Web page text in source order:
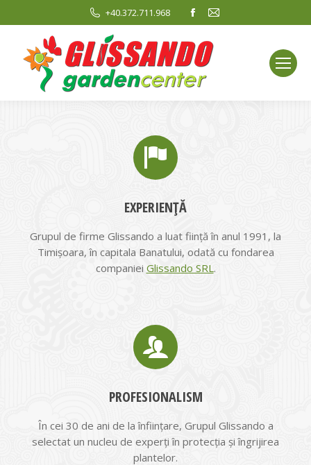
+40.372.711.968
EXPERIENȚĂ
Grupul de firme Glissando a luat ființă în anul 1991, la
Timișoara, în capitala Banatului, odată cu fondarea
companiei Glissando SRL.
PROFESIONALISM
În cei 30 de ani de la înființare, Grupul Glissando a
selectat un nucleu de experți în protecția și îngrijirea
plantelor.